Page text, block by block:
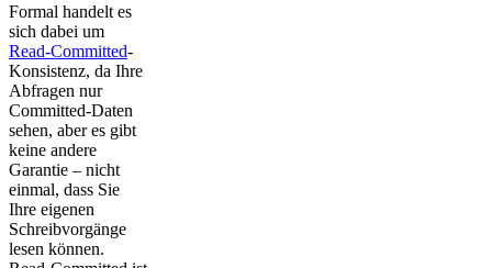
Formal handelt es
sich dabei um
Read-Committed-
Konsistenz, da Ihre
Abfragen nur
Committed-Daten
sehen, aber es gibt
keine andere
Garantie – nicht
einmal, dass Sie
Ihre eigenen
Schreibvorgänge
lesen können.